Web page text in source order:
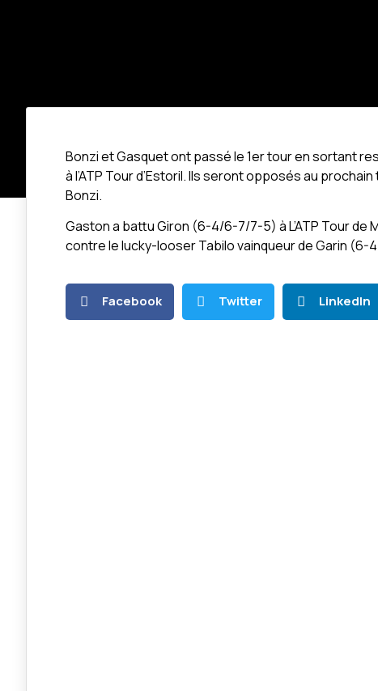
Bonzi et Gasquet ont passé le 1er tour en sortant
à l’ATP Tour d’Estoril. Ils seront opposés au
Bonzi.
Gaston a battu Giron (6-4/6-7/7-5) à L’ATP Tour de
contre le lucky-looser Tabilo vainqueur de Garin (6-
Facebook Twitter LinkedIn